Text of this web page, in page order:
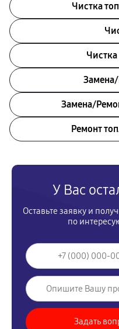
Чистка
Замена/
Ремонт
У Вас
Оставьте заявку и
по